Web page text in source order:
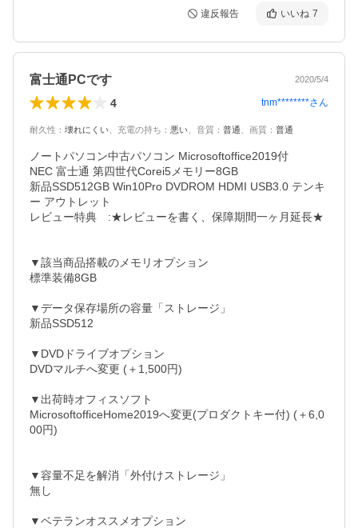
違反報告 いいね 7
富士通PCです 2020/5/4
4 tnm********さん
耐久性 ： 壊れにくい 充電の持ち ： 悪い 音質 ： 普通 画質 ： 普通
ノートパソコン中古パソコン Microsoftoffice2019付
NEC 富士通 第四世代Corei5メモリー8GB
新品SSD512GB Win10Pro DVDROM HDMI USB3.0 テンキ
ー アウトレット
レビュー特典　:★レビューを書く、保障期間一ヶ月延長★
▼該当商品搭載のメモリオプション
標準装備8GB
▼データ保存場所の容量「ストレージ」
新品SSD512
▼DVDドライブオプション
DVDマルチへ変更 (＋1,500円)
▼出荷時オフィスソフト
MicrosoftofficeHome2019へ変更(プロダクトキー付) (＋6,0
00円)
▼容量不足を解消「外付けストレージ」
無し
▼ベテランオススメオプション